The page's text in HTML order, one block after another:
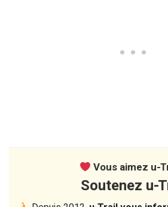
Vous aimez u-
Soutenez u-